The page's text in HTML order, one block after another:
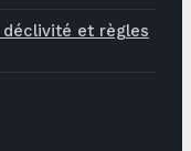
et règles